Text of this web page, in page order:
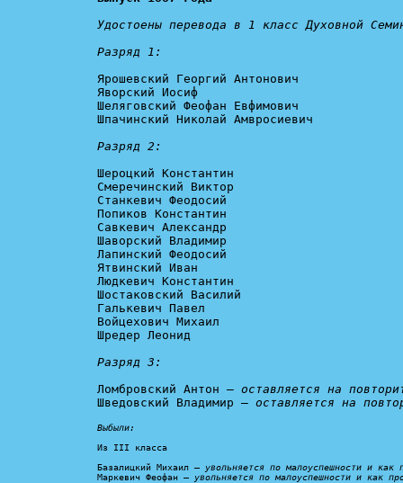
Удостоены перевода в 1 класс Духовной
Разряд 1:
Ярошевский Георгий Антонович
Яворский Иосиф
Шеляговский Феофан Евфимович
Шпачинский Николай Амвросиевич
Разряд 2:
Шероцкий Константин
Смеречинский Виктор
Станкевич Феодосий
Попиков Константин
Савкевич Александр
Шаворский Владимир
Лапинский Феодосий
Ятвинский Иван
Людкевич Константин
Шостаковский Василий
Галькевич Павел
Войцехович Михаил
Шредер Леонид
Разряд 3:
Ломбровский Антон – оставляется на
Шведовский Владимир – оставляется на
Выбыли:
Из III класса
Базалицкий Михаил – увольняется по малоуспешности и
Маркевич Феофан – увольняется по малоуспешности и как